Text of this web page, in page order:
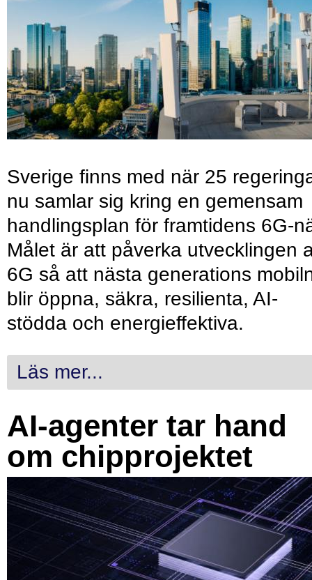
Sverige finns med när 25
nu samlar sig kring en gemensam
handlingsplan för framtidens 6G-
Målet är att påverka utvecklingen
6G så att nästa generations
blir öppna, säkra, resilienta, AI-
stödda och energieffektiva.
Läs mer...
AI-agenter tar hand
om chipprojektet